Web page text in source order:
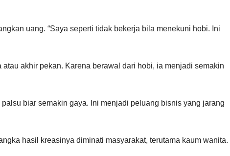
uang. “Saya seperti tidak bekerja bila menekuni hobi. Ini
akhir pekan. Karena berawal dari hobi, ia menjadi semakin
biar semakin gaya. Ini menjadi peluang bisnis yang jarang
hasil kreasinya diminati masyarakat, terutama kaum wanita.